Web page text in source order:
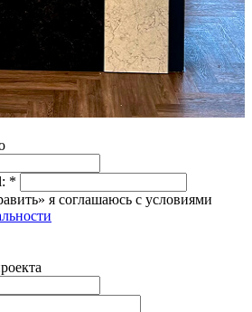
*
я соглашаюсь с условиями